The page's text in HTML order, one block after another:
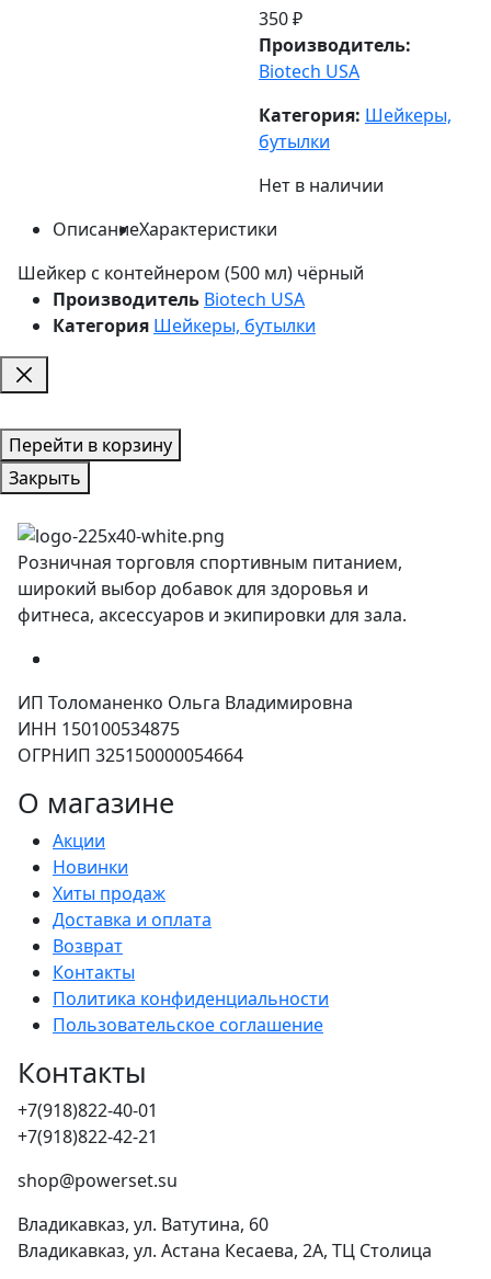
350 ₽
Производитель:
Biotech USA
Категория: Шейкеры,
бутылки
Нет в наличии
ОписаниеХарактеристики
Шейкер с контейнером (500 мл) чёрный
Производитель Biotech USA
Категория Шейкеры, бутылки
Перейти в корзину
Закрыть
Розничная торговля спортивным питанием,
широкий выбор добавок для здоровья и
фитнеса, аксессуаров и экипировки для зала.
ИП Толоманенко Ольга Владимировна
ИНН 150100534875
ОГРНИП 325150000054664
О магазине
Акции
Новинки
Хиты продаж
Доставка и оплата
Возврат
Контакты
Политика конфиденциальности
Пользовательское соглашение
Контакты
+7(918)822-40-01
+7(918)822-42-21
shop@powerset.su
Владикавказ, ул. Ватутина, 60
Владикавказ, ул. Астана Кесаева, 2А, ТЦ Столица